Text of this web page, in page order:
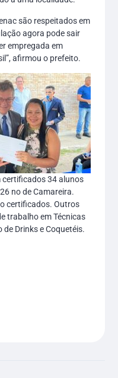
são respeitados em
agora pode sair
empregada em
afirmou o prefeito.
certificados 34 alunos
no de Camareira.
certificados. Outros
trabalho em Técnicas
Drinks e Coquetéis.